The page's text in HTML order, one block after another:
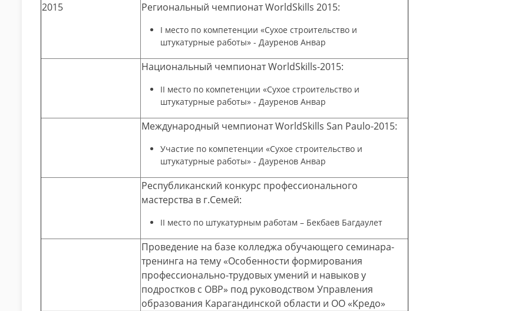
2015
Региональный чемпионат WorldSkills 2015:
І место по компетенции «Сухое строительство и
штукатурные работы» - Дауренов Анвар
Национальный чемпионат WorldSkills-2015:
ІІ место по компетенции «Сухое строительство и
штукатурные работы» - Дауренов Анвар
Международный чемпионат WorldSkills San Paulo-2015:
Участие по компетенции «Сухое строительство и
штукатурные работы» - Дауренов Анвар
Республиканский конкурс профессионального
мастерства в г.Семей:
ІІ место по штукатурным работам – Бекбаев Багдаулет
Проведение на базе колледжа обучающего семинара-
тренинга на тему «Особенности формирования
профессионально-трудовых умений и навыков у
подростков с ОВР» под руководством Управления
образования Карагандинской области и ОО «Кредо»